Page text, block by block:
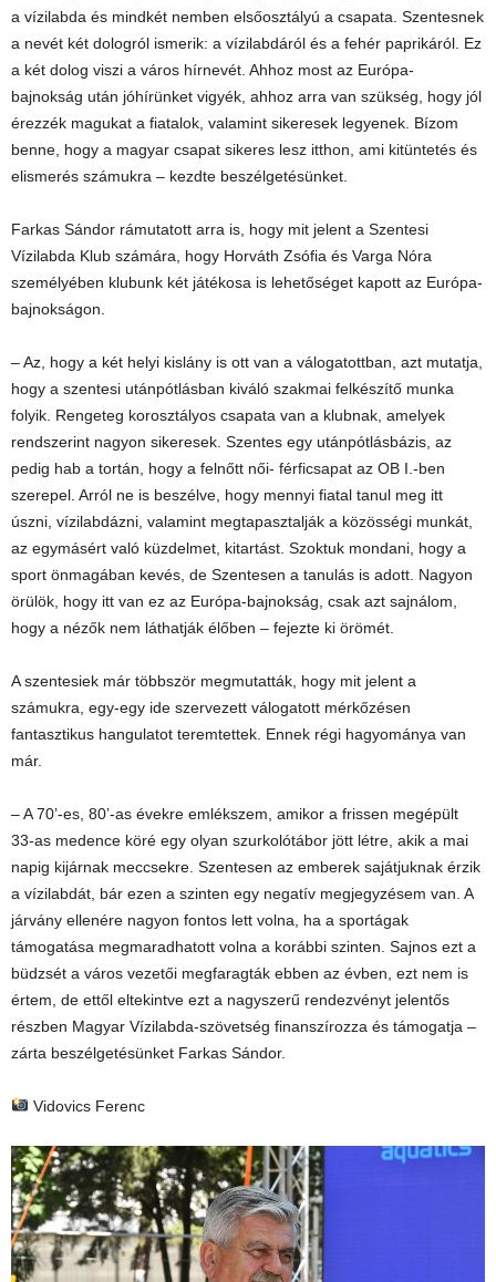
a vízilabda és mindkét nemben elsőosztályú a csapata. Szentesnek
a nevét két dologról ismerik: a vízilabdáról és a fehér paprikáról. Ez
a két dolog viszi a város hírnevét. Ahhoz most az Európa-
bajnokság után jóhírünket vigyék, ahhoz arra van szükség, hogy jól
érezzék magukat a fiatalok, valamint sikeresek legyenek. Bízom
benne, hogy a magyar csapat sikeres lesz itthon, ami kitüntetés és
elismerés számukra – kezdte beszélgetésünket.
Farkas Sándor rámutatott arra is, hogy mit jelent a Szentesi
Vízilabda Klub számára, hogy Horváth Zsófia és Varga Nóra
személyében klubunk két játékosa is lehetőséget kapott az Európa-
bajnokságon.
– Az, hogy a két helyi kislány is ott van a válogatottban, azt mutatja,
hogy a szentesi utánpótlásban kiváló szakmai felkészítő munka
folyik. Rengeteg korosztályos csapata van a klubnak, amelyek
rendszerint nagyon sikeresek. Szentes egy utánpótlásbázis, az
pedig hab a tortán, hogy a felnőtt női- férficsapat az OB I.-ben
szerepel. Arról ne is beszélve, hogy mennyi fiatal tanul meg itt
úszni, vízilabdázni, valamint megtapasztalják a közösségi munkát,
az egymásért való küzdelmet, kitartást. Szoktuk mondani, hogy a
sport önmagában kevés, de Szentesen a tanulás is adott. Nagyon
örülök, hogy itt van ez az Európa-bajnokság, csak azt sajnálom,
hogy a nézők nem láthatják élőben – fejezte ki örömét.
A szentesiek már többször megmutatták, hogy mit jelent a
számukra, egy-egy ide szervezett válogatott mérkőzésen
fantasztikus hangulatot teremtettek. Ennek régi hagyománya van
már.
– A 70’-es, 80’-as évekre emlékszem, amikor a frissen megépült
33-as medence köré egy olyan szurkolótábor jött létre, akik a mai
napig kijárnak meccsekre. Szentesen az emberek sajátjuknak érzik
a vízilabdát, bár ezen a szinten egy negatív megjegyzésem van. A
járvány ellenére nagyon fontos lett volna, ha a sportágak
támogatása megmaradhatott volna a korábbi szinten. Sajnos ezt a
büdzsét a város vezetői megfaragták ebben az évben, ezt nem is
értem, de ettől eltekintve ezt a nagyszerű rendezvényt jelentős
részben Magyar Vízilabda-szövetség finanszírozza és támogatja –
zárta beszélgetésünket Farkas Sándor.
Vidovics Ferenc